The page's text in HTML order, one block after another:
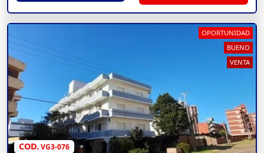
COD.VG3-076
OPORTUNIDAD
BUENO
VENTA